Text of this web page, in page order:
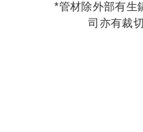
*管材除外部有生
司亦有裁